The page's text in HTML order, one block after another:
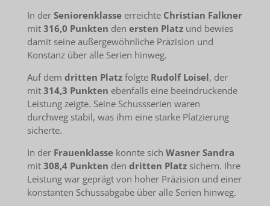
In der Seniorenklasseerreichte Christian Falkner
mit 316,0 Punkten den ersten Platzund bewies
damit seine außergewöhnliche Präzision und
Konstanz über alle Serien hinweg.
Auf dem dritten Platzfolgte Rudolf Loisel, der
mit 314,3 Punkten ebenfalls eine beeindruckende
Leistung zeigte. Seine Schussserien waren
durchweg stabil, was ihm eine starke Platzierung
sicherte.
In der Frauenklassekonnte sich Wasner Sandra
mit 308,4 Punkten den dritten Platzsichern. Ihre
Leistung war geprägt von hoher Präzision und einer
konstanten Schussabgabe über alle Serien hinweg.